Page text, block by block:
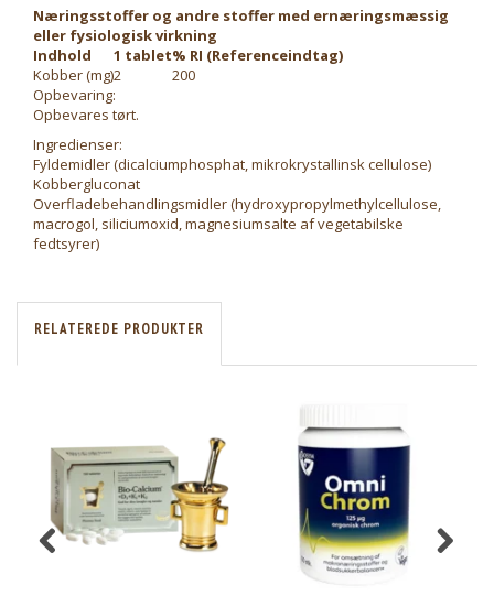
Næringsstoffer og andre stoffer med ernæringsmæssig
eller fysiologisk virkning
Indhold
1 tablet% RI (Referenceindtag)
Kobber (mg)2
200
Opbevaring:
Opbevares tørt.
Ingredienser:
Fyldemidler (dicalciumphosphat, mikrokrystallinsk cellulose)
Kobbergluconat
Overfladebehandlingsmidler (hydroxypropylmethylcellulose,
macrogol, siliciumoxid, magnesiumsalte af vegetabilske
fedtsyrer)
RELATEREDE PRODUKTER